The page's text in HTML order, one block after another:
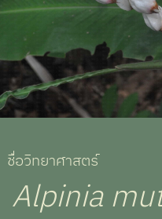
ชื่อวิทยาศาสตร์
Alpinia